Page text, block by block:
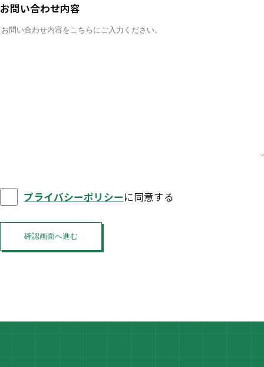
お問い合わせ内容
プライバシーポリシーに同意する
確認画面へ進む